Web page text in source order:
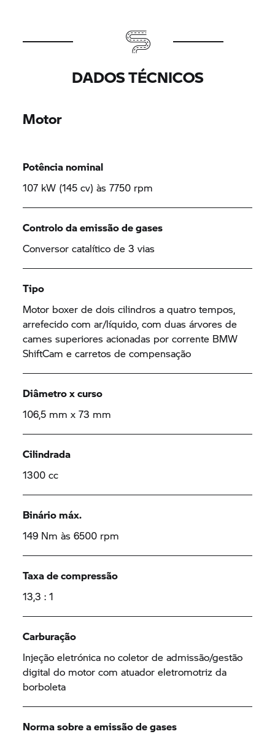
DADOS TÉCNICOS
Motor
Potência nominal
107 kW (145 cv) às 7750 rpm
Controlo da emissão de gases
Conversor catalítico de 3 vias
Tipo
Motor boxer de dois cilindros a quatro tempos,
arrefecido com ar/líquido, com duas árvores de
cames superiores acionadas por corrente BMW
ShiftCam e carretos de compensação
Diâmetro x curso
106,5 mm x 73 mm
Cilindrada
1300 cc
Binário máx.
149 Nm às 6500 rpm
Taxa de compressão
13,3 : 1
Carburação
Injeção eletrónica no coletor de admissão/gestão
digital do motor com atuador eletromotriz da
borboleta
Norma sobre a emissão de gases